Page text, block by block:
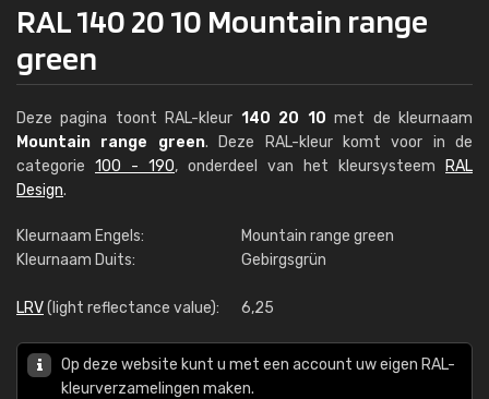
RAL 140 20 10 Mountain range
green
Deze pagina toont RAL-kleur 140 20 10 met de kleurnaam
Mountain range green. Deze RAL-kleur komt voor in de
categorie 100 - 190, onderdeel van het kleursysteem
RAL
Design.
Kleurnaam Engels:
Mountain range green
Kleurnaam Duits:
Gebirgsgrün
LRV(light reflectance value): 6,25
Op deze website kunt u met een account uw eigen RAL-
kleurverzamelingen maken.